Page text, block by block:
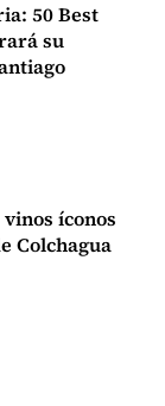
50 Best
su
íconos
Colchagua